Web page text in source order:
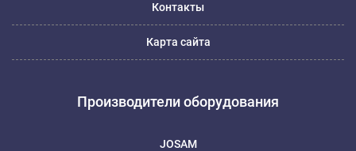
Контакты
Карта сайта
Производители оборудования
JOSAM